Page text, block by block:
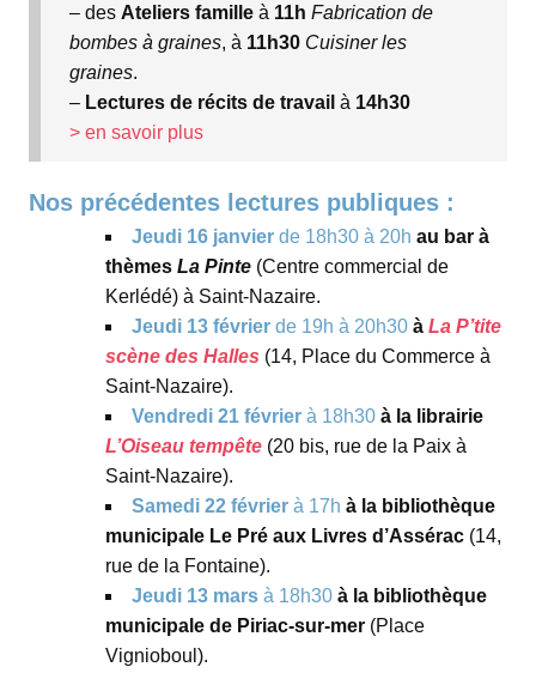
– des Ateliers famille à 11h Fabrication de
bombes à graines, à 11h30 Cuisiner les
graines.
– Lectures de récits de travail à 14h30
> en savoir plus
Nos précédentes lectures publiques :
Jeudi 16 janvier de 18h30 à 20h au bar à
thèmes La Pinte (Centre commercial de
Kerlédé) à Saint-Nazaire.
Jeudi 13 février de 19h à 20h30 à La P’tite
scène des Halles (14, Place du Commerce à
Saint-Nazaire).
Vendredi 21 février à 18h30 à la librairie
L’Oiseau tempête (20 bis, rue de la Paix à
Saint-Nazaire).
Samedi 22 février à 17h à la bibliothèque
municipale Le Pré aux Livres d’Assérac (14,
rue de la Fontaine).
Jeudi 13 mars à 18h30 à la bibliothèque
municipale de Piriac-sur-mer (Place
Vignioboul).